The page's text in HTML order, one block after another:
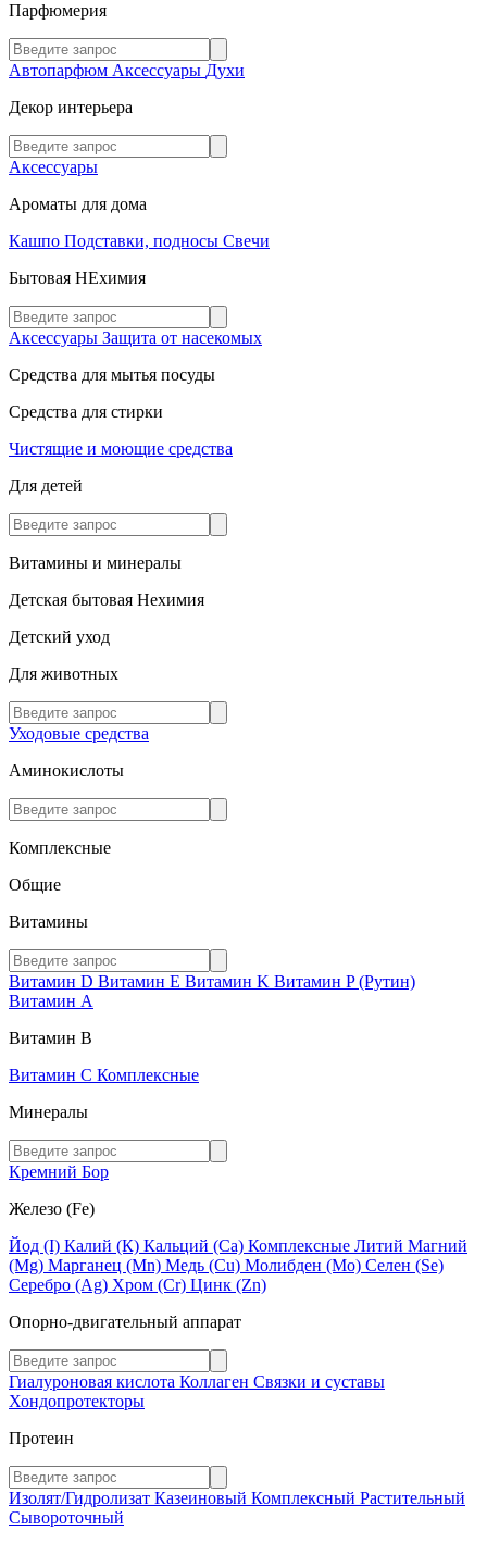
Парфюмерия
Автопарфюм Аксессуары Духи
Декор интерьера
Аксессуары
Ароматы для дома
Кашпо Подставки, подносы Свечи
Бытовая НЕхимия
Аксессуары Защита от насекомых
Средства для мытья посуды
Средства для стирки
Чистящие и моющие средства
Для детей
Витамины и минералы
Детская бытовая Нехимия
Детский уход
Для животных
Уходовые средства
Аминокислоты
Комплексные
Общие
Витамины
Витамин D Витамин E Витамин K Витамин P (Рутин)
Витамин А
Витамин В
Витамин C Комплексные
Минералы
Кремний Бор
Железо (Fe)
Йод (I) Калий (К) Кальций (Са) Комплексные Литий Магний
(Mg) Марганец (Mn) Медь (Сu) Молибден (Мо) Селен (Se)
Серебро (Ag) Хром (Cr) Цинк (Zn)
Опорно-двигательный аппарат
Гиалуроновая кислота Коллаген Связки и суставы
Хондопротекторы
Протеин
Изолят/Гидролизат Казеиновый Комплексный Растительный
Сывороточный